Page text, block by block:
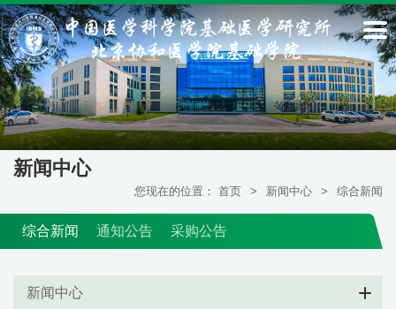
新闻中心
您现在的位置： 首页 > 新闻中心 > 综合新闻
综合新闻 通知公告 采购公告
新闻中心